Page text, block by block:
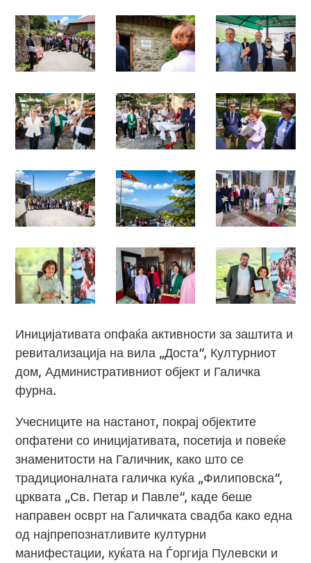
Иницијативата опфаќа активности за заштита и
ревитализација на вила „Доста“, Културниот
дом, Административниот објект и Галичка
фурна.
Учесниците на настанот, покрај објектите
опфатени со иницијативата, посетија и повеќе
знаменитости на Галичник, како што се
традиционалната галичка куќа „Филиповска“,
црквата „Св. Петар и Павле“, каде беше
направен осврт на Галичката свадба како една
од најпрепознатливите културни
манифестации, куќата на Ѓоргија Пулевски и